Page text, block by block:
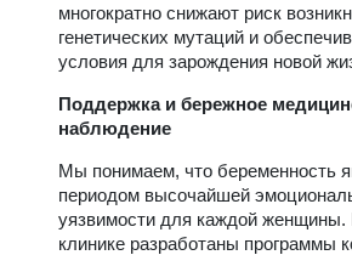
многократно снижают риск
генетических мутаций и
условия для зарождения новой
Поддержка и бережное
наблюдение
Мы понимаем, что беременность
периодом высочайшей
уязвимости для каждой
клинике разработаны программы